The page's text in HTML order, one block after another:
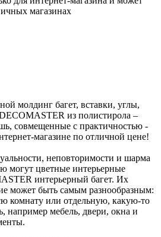
магазинах
молдинг багет, вставки, углы,
из полистирола –
совмещенные с практичностью -
магазине по отличной цене!
неповторимости и шарма
могут цветные интерьерные
интерьерный багет. Их
может быть самым разнообразным:
комнату или отдельную, какую-то
например мебель, двери, окна и